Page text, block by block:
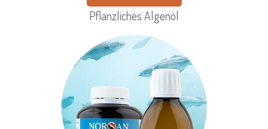
Pflanzliches Algenöl